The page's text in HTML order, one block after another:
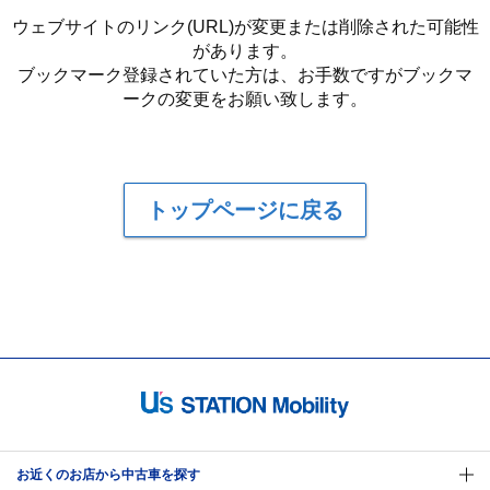
ウェブサイトのリンク(URL)が変更または削除された可能性
があります。
ブックマーク登録されていた方は、お手数ですがブックマ
ークの変更をお願い致します。
トップページに戻る
お近くのお店から中古車を探す